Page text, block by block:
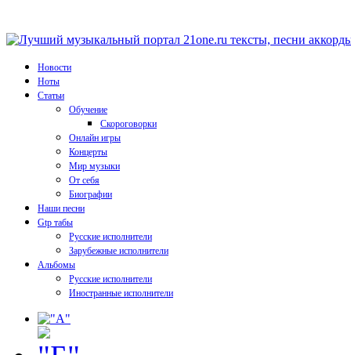
Новости
Ноты
Статьи
Обучение
Скороговорки
Онлайн игры
Концерты
Мир музыки
От себя
Биографии
Наши песни
Gtp табы
Русские исполнители
Зарубежные исполнители
Альбомы
Русские исполнители
Иностранные исполнители